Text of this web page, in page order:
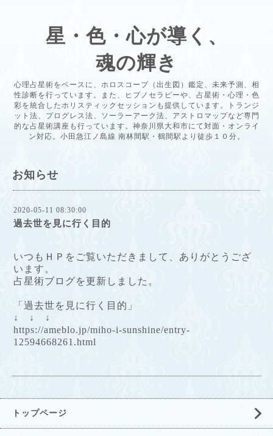
星・色・心が導く、
魂の輝き
心理占星術をベースに、ホロスコープ（出生図）鑑定、未来予測、相
性診断を行っています。また、ヒプノセラピーや、占星術・心理・色
彩を統合したホリスティックセッションも提供しています。トランジ
ット法、プログレス法、ソーラーアーク法、アストロマップなど専門
的な占星術講座も行っています。神奈川県大和市にて対面・オンライ
ン対応。小田急江ノ島線 南林間駅・鶴間駅より徒歩１０分。
お知らせ
2020-05-11 08:30:00
過去世を見に行く目的
いつもＨＰをご覧いただきまして、ありがとうござ
います。
占星術ブログを更新しました。
「過去世を見に行く目的」
↓ ↓ ↓
https://ameblo.jp/miho-i-sunshine/entry-
12594668261.html
トップページ